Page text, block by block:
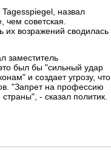
назвал
советская.
их возражений сводилась
заместитель
был бы "сильный удар
и создает угрозу, что
"Запрет на профессию
- сказал политик.